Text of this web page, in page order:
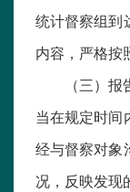
统计督察组到
内容，严格按
（三）
当在规定时间
经与督察对象
况，反映发现